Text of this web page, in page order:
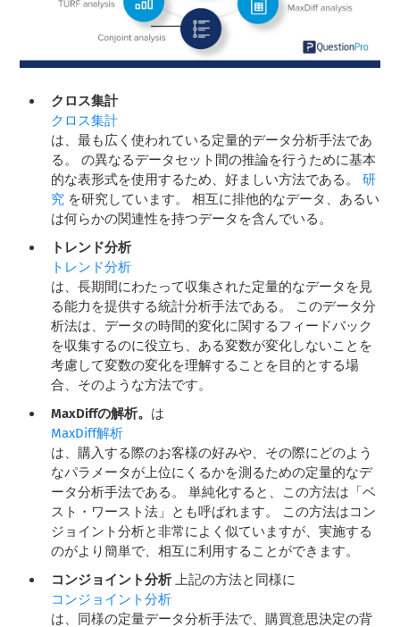
クロス集計
クロス集計
は、最も広く使われている定量的データ分析手法であ
る。 の異なるデータセット間の推論を行うために基本
的な表形式を使用するため、好ましい方法である。研
究 を研究しています。 相互に排他的なデータ、あるい
は何らかの関連性を持つデータを含んでいる。
トレンド分析
トレンド分析
は、長期間にわたって収集された定量的なデータを見
る能力を提供する統計分析手法である。 このデータ分
析法は、データの時間的変化に関するフィードバック
を収集するのに役立ち、ある変数が変化しないことを
考慮して変数の変化を理解することを目的とする場
合、そのような方法です。
MaxDiffの解析。 は
MaxDiff解析
は、購入する際のお客様の好みや、その際にどのよう
なパラメータが上位にくるかを測るための定量的なデ
ータ分析手法である。 単純化すると、この方法は「ベ
スト・ワースト法」とも呼ばれます。 この方法はコン
ジョイント分析と非常によく似ていますが、実施する
のがより簡単で、相互に利用することができます。
コンジョイント分析
上記の方法と同様に
コンジョイント分析
は、同様の定量データ分析手法で、購買意思決定の背